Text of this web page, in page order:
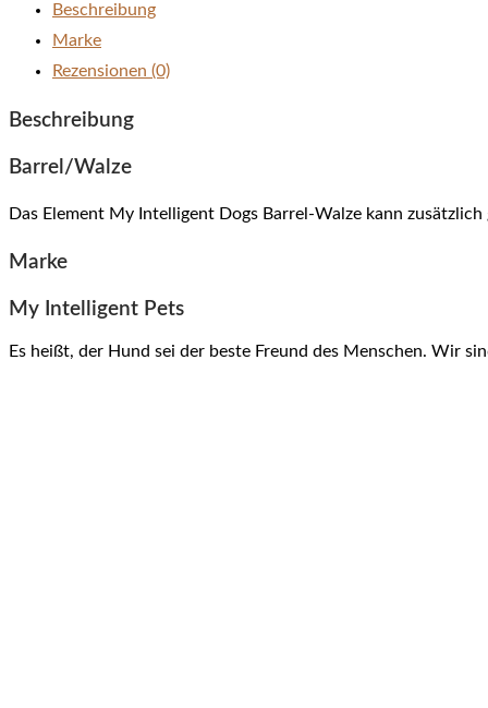
Beschreibung
Marke
Rezensionen (0)
Beschreibung
Barrel/Walze
Das Element My Intelligent Dogs Barrel-Walze kann
Marke
My Intelligent Pets
Es heißt, der Hund sei der beste Freund des Menschen. Wir